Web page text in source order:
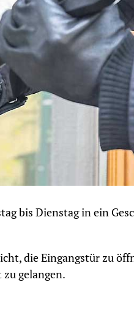
bis Dienstag in ein
die Eingangstür zu
gelangen.